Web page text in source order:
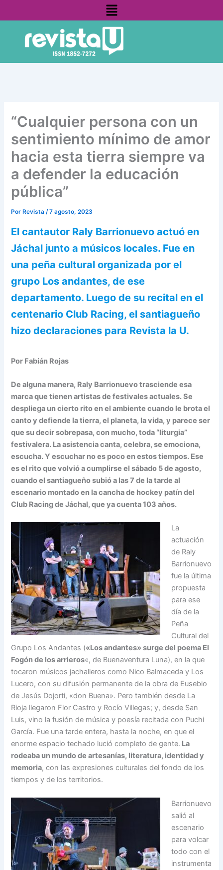
Menú
“Cualquier persona con un
sentimiento mínimo de amor
hacia esta tierra siempre va
a defender la educación
pública”
Por Revista/7 agosto, 2023
El cantautor Raly Barrionuevo actuó en
Jáchal junto a músicos locales. Fue en
una peña cultural organizada por el
grupo Los andantes, de ese
departamento. Luego de su recital en el
centenario Club Racing, el santiagueño
hizo declaraciones para Revista la U.
Por Fabián Rojas
De alguna manera, Raly Barrionuevo trasciende esa
marca que tienen artistas de festivales actuales. Se
despliega un cierto rito en el ambiente cuando le brota el
canto y defiende la tierra, el planeta, la vida, y parece ser
que su decir sobrepasa, con mucho, toda “liturgia”
festivalera. La asistencia canta, celebra, se emociona,
escucha. Y escuchar no es poco en estos tiempos. Ese
es el rito que volvió a cumplirse el sábado 5 de agosto,
cuando el santiagueño subió a las 7 de la tarde al
escenario montado en la cancha de hockey patín del
Club Racing de Jáchal, que ya cuenta 103 años.
La
actuación
de Raly
Barrionuevo
fue la última
propuesta
para ese
día de la
Peña
Cultural del
Grupo Los Andantes («Los andantes» surge del poema El
Fogón de los arrieros«, de Buenaventura Luna), en la que
tocaron músicos jachalleros como Nico Balmaceda y Los
Lucero, con su difusión permanente de la obra de Eusebio
de Jesús Dojorti, «don Buena». Pero también desde La
Rioja llegaron Flor Castro y Rocío Villegas; y, desde San
Luis, vino la fusión de música y poesía recitada con Puchi
García. Fue una tarde entera, hasta la noche, en que el
enorme espacio techado lució completo de gente. La
rodeaba un mundo de artesanías, literatura, identidad y
memoria, con las expresiones culturales del fondo de los
tiempos y de los territorios.
Barrionuevo
salió al
escenario
para volcar
todo con el
instrumenta